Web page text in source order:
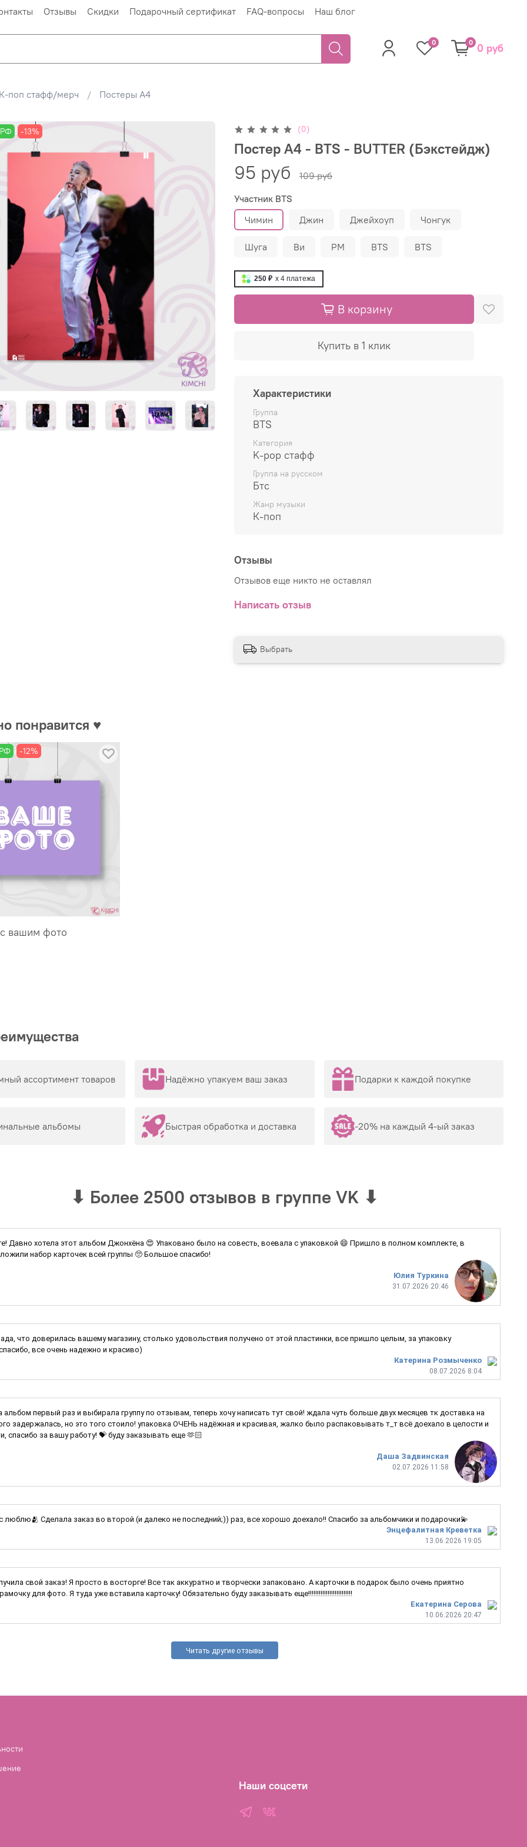
Отзывы Скидки Подарочный сертификат FAQ-вопросы Наш блог
0 0 0 руб
поп стафф/мерч Постеры А4
-13% (0)
Постер А4 - BTS - BUTTER (Бэкстейдж)
95 руб
109 руб
Участник BTS
Чимин
Джин Джейхоуп Чонгук
Шуга Ви РМ BТS ВTS
250 ₽ x 4платежа
В корзину
Купить в 1 клик
Характеристики
Группа
BTS
Категория
K-pop стафф
Группа на русском
Бтс
Жанр музыки
К-поп
Отзывы
Отзывов еще никто не оставлял
Написать отзыв
Выбрать
понравится ♥
-12%
вашим фото
ассортимент товаров
альбомы
Надёжно упакуем ваш заказ
Быстрая обработка и доставка
Подарки к каждой покупке
-20% на каждый 4-ый заказ
⬇ Более 2500 отзывов в группе VK ⬇
Юлия Туркина
31.07.2026 20:46
Давно хотела этот альбом Джонхёна 😍 Упаковано было на совесть, воевала с упаковкой 😄 Пришло в полном комплекте, в
набор карточек всей группы 🥺 Большое спасибо!
Катерина Розмыченко
08.07.2026 8:04
что доверилась вашему магазину, столько удовольствия получено от этой пластинки, все пришло целым, за упаковку
все очень надежно и красиво)
Даша Задвинская
02.07.2026 11:58
альбом первый раз и выбирала группу по отзывам, теперь хочу написать тут свой! ждала чуть больше двух месяцев тк доставка на
задержалась, но это того стоило! упаковка ОЧЕНЬ надёжная и красивая, жалко было распаковывать т_т всё доехало в целости и
спасибо за вашу работу! 💝 буду заказывать еще 🫶🏻
Энцефалитная Креветка
13.06.2026 19:05
люблю🫂 Сделала заказ во второй (и далеко не последний;)) раз, все хорошо доехало!! Спасибо за альбомчики и подарочки💫
Екатерина Серова
10.06.2026 20:47
свой заказ! Я просто в восторге! Все так аккуратно и творчески запаковано. А карточки в подарок было очень приятно
для фото. Я туда уже вставила карточку! Обязательно буду заказывать еще!!!!!!!!!!!!!!!!!!!!!!!!!
Читать другие отзывы
Наши соцсети